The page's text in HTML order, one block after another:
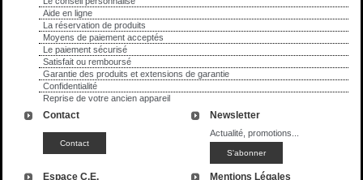
Aide en ligne
La réservation de produits
Moyens de paiement acceptés
Le paiement sécurisé
Satisfait ou remboursé
Garantie des produits et extensions de garantie
Confidentialité
Reprise de votre ancien appareil
Contact Newsletter
Actualité, promotions...
Espace C.E. Mentions Légales